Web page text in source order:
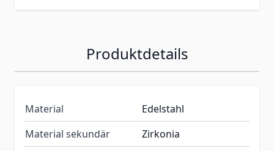
Produktdetails
Material
Edelstahl
Material sekundär
Zirkonia